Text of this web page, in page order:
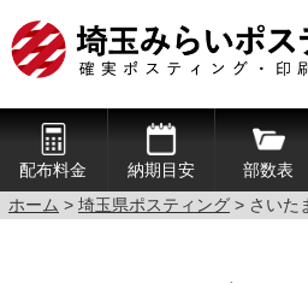
配布料金 納期目安 部数表
ホーム > 埼玉県ポスティング> さいた